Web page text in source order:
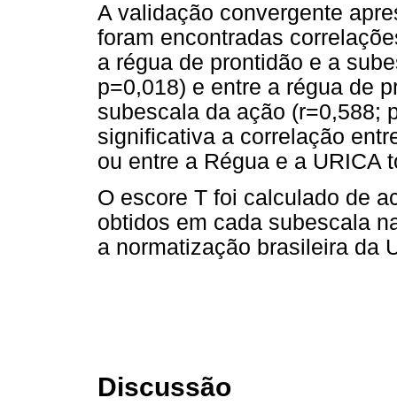
A validação convergente
foram encontradas
a régua de prontidão e a
p=0,018) e entre a régua de
subescala da ação (r=0,588;
significativa a correlação
ou entre a Régua e a URICA
O escore T foi calculado de
obtidos em cada subescala
a normatização brasileira da
Discussão